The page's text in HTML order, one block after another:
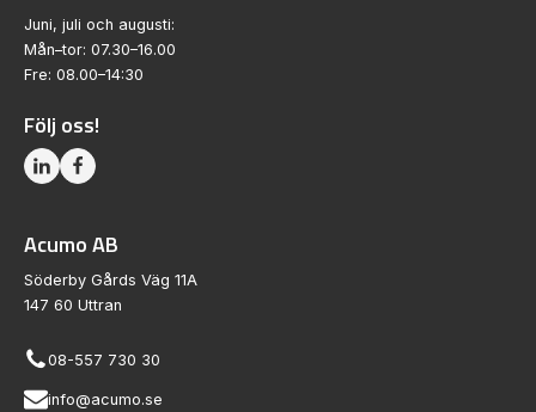
Juni, juli och augusti:
Mån–tor: 07.30–16.00
Fre: 08.00–14:30
Följ oss!
Acumo AB
Söderby Gårds Väg 11A
147 60 Uttran
08-557 730 30
info@acumo.se